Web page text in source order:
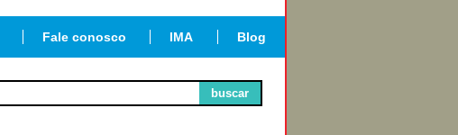
Fale conosco IMA Blog
buscar